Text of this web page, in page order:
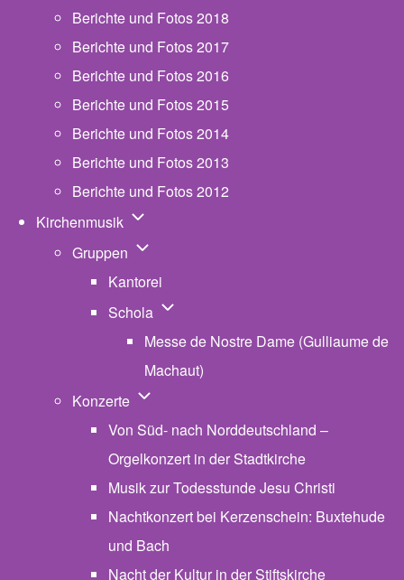
Berichte und Fotos 2018
Berichte und Fotos 2017
Berichte und Fotos 2016
Berichte und Fotos 2015
Berichte und Fotos 2014
Berichte und Fotos 2013
Berichte und Fotos 2012
Kirchenmusik Unternavigation von Kirchenmusik
Gruppen Unternavigation von Gruppen
Kantorei
Schola Unternavigation von Schola
Messe de Nostre Dame (Gulliaume de
Machaut)
Konzerte Unternavigation von Konzerte
Von Süd- nach Norddeutschland –
Orgelkonzert in der Stadtkirche
Musik zur Todesstunde Jesu Christi
Nachtkonzert bei Kerzenschein: Buxtehude
und Bach
Nacht der Kultur in der Stiftskirche